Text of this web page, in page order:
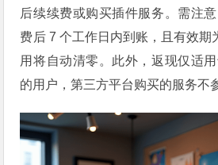
后续续费或购买插件服务。需注
费后 7 个工作日内到账，且有效期
用将自动清零。此外，返现仅适
的用户，第三方平台购买的服务不